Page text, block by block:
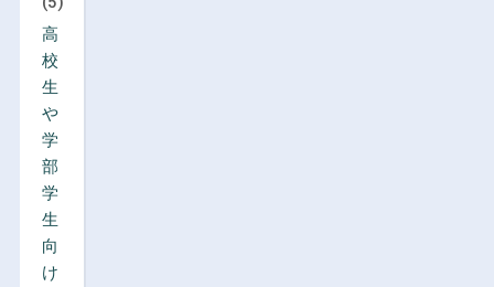
高
校
生
や
学
部
学
生
向
け